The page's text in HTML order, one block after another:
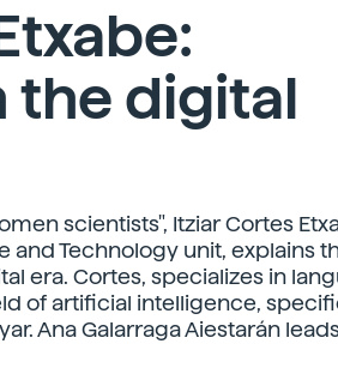
the digital
scientists", Itziar Cortes
and Technology unit, explains
era. Cortes, specializes in
of artificial intelligence,
Ana Galarraga Aiestarán